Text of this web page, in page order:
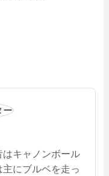
はキャノンボール
にブルベを走っ